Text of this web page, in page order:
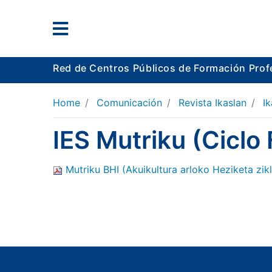
Red de Centros Públicos de Formación
Home Comunicación Revista Ikaslan
IES Mutriku
Mutriku BHI (Akuikultura arloko Heziketa